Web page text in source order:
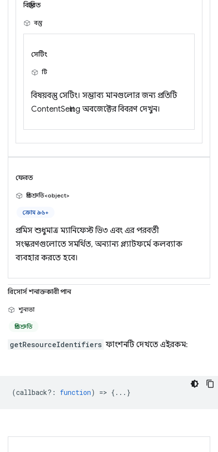
বিস্তারিত
বস্তু
সেটিং
টি
বিষয়বস্তু সেটিং। সম্ভাব্য মানগুলোর জন্য প্রতিটি
ContentSetting অবজেক্টের বিবরণ দেখুন।
ফেরত
প্রতিশ্রুতি<object>
ক্রোম ৯৬+
প্রমিস শুধুমাত্র ম্যানিফেস্ট ভি৩ এবং এর পরবর্তী
সংস্করণগুলোতে সমর্থিত, অন্যান্য প্ল্যাটফর্মে কলব্যাক
ব্যবহার করতে হবে।
রিসোর্স শনাক্তকারী পান
শূন্যতা
প্রতিশ্রুতি
getResourceIdentifiers ফাংশনটি দেখতে এইরকম:
(callback? : function) => {...}